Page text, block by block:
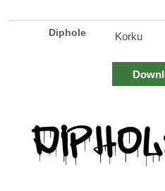
Diphole Korku